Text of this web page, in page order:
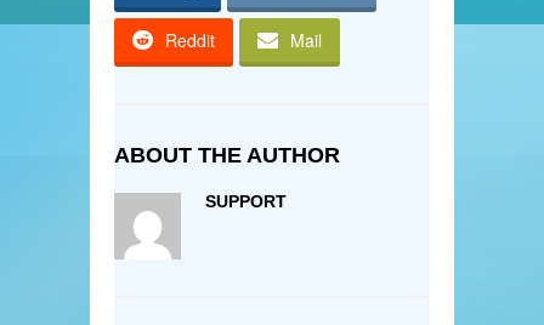
Reddit Mail
ABOUT THE AUTHOR
SUPPORT